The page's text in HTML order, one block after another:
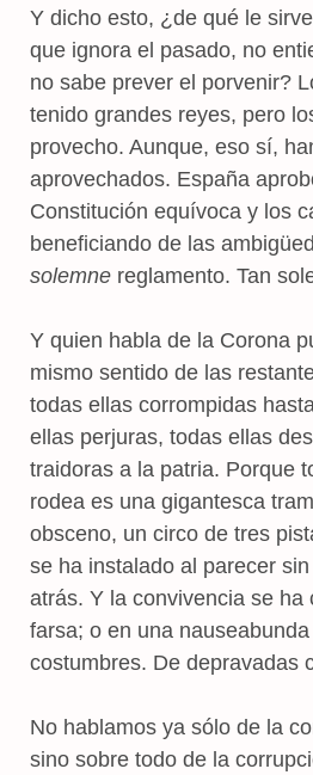
Y dicho esto, ¿de qué le
que ignora el pasado, no
no sabe prever el porvenir?
tenido grandes reyes, pero
provecho. Aunque, eso sí,
aprovechados. España
Constitución equívoca y los
beneficiando de las
solemne reglamento. Tan
Y quien habla de la Corona
mismo sentido de las
todas ellas corrompidas
ellas perjuras, todas ellas
traidoras a la patria. Porque
rodea es una gigantesca
obsceno, un circo de tres
se ha instalado al parecer
atrás. Y la convivencia se ha
farsa; o en una
costumbres. De depravadas
No hablamos ya sólo de la
sino sobre todo de la